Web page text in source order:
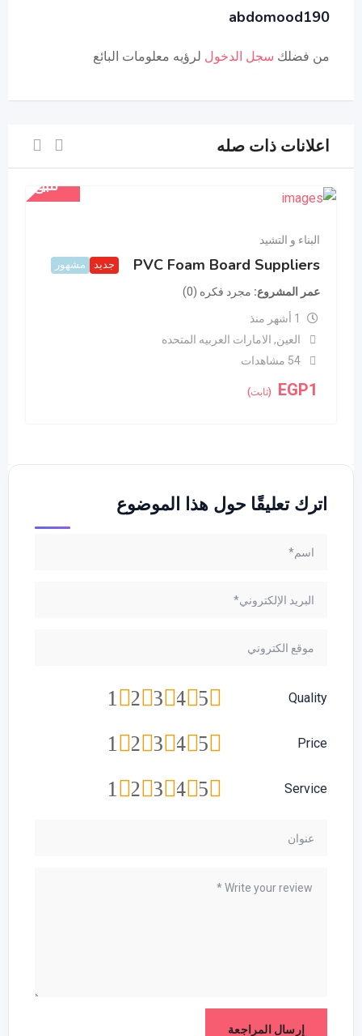
abdomood190
من فضلك سجل الدخول لرؤيه معلومات البائع
اعلانات ذات صله
للبيع
البناء و التشيد
PVC Foam Board Suppliers جديد مشهور
عمر المشروع مجرد فكره (0)
1 أشهر منذ
العين, الامارات العربيه المتحده
54 مشاهدات
EGP1 (ثابت)
اترك تعليقًا حول هذا الموضوع
Quality
5
4
3
2
1
Price
5
4
3
2
1
Service
5
4
3
2
1